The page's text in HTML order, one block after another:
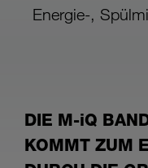
Energie-,
DIE M-iQ
KOMMT ZUM